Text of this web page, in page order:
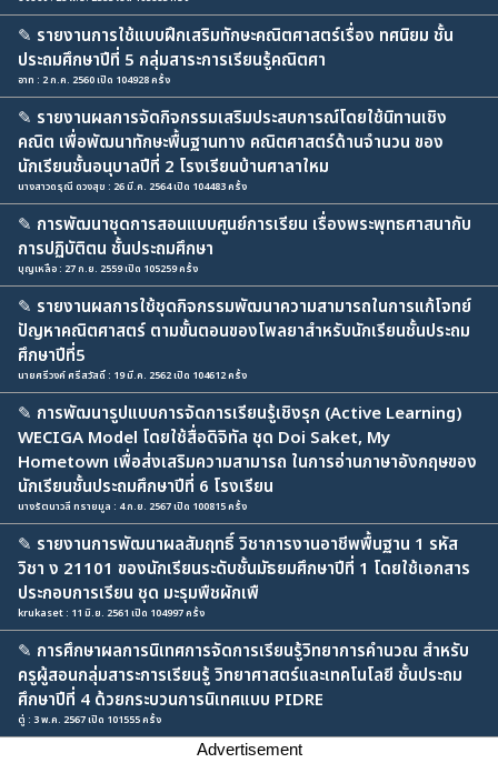
✎ รายงานการใช้แบบฝึกเสริมทักษะคณิตศาสตร์เรื่อง ทศนิยม ชั้น
ประถมศึกษาปีที่ 5 กลุ่มสาระการเรียนรู้คณิตศา
อาท : 2 ก.ค. 2560 เปิด 104928 ครั้ง
✎ รายงานผลการจัดกิจกรรมเสริมประสบการณ์โดยใช้นิทานเชิง
คณิต เพื่อพัฒนาทักษะพื้นฐานทาง คณิตศาสตร์ด้านจำนวน ของ
นักเรียนชั้นอนุบาลปีที่ 2 โรงเรียนบ้านศาลาใหม
นางสาวดรุณี ดวงสุข : 26 มี.ค. 2564 เปิด 104483 ครั้ง
✎ การพัฒนาชุดการสอนแบบศูนย์การเรียน เรื่องพระพุทธศาสนากับ
การปฏิบัติตน ชั้นประถมศึกษา
บุญเหลือ : 27 ก.ย. 2559 เปิด 105259 ครั้ง
✎ รายงานผลการใช้ชุดกิจกรรมพัฒนาความสามารถในการแก้โจทย์
ปัญหาคณิตศาสตร์ ตามขั้นตอนของโพลยาสำหรับนักเรียนชั้นประถม
ศึกษาปีที่5
นายศรีวงค์ ศรีสวัสดิ์ : 19 มี.ค. 2562 เปิด 104612 ครั้ง
✎ การพัฒนารูปแบบการจัดการเรียนรู้เชิงรุก (Active Learning)
WECIGA Model โดยใช้สื่อดิจิทัล ชุด Doi Saket, My
Hometown เพื่อส่งเสริมความสามารถ ในการอ่านภาษาอังกฤษของ
นักเรียนชั้นประถมศึกษาปีที่ 6 โรงเรียน
นางรัตนาวลี ทรายมูล : 4 ก.ย. 2567 เปิด 100815 ครั้ง
✎ รายงานการพัฒนาผลสัมฤทธิ์ วิชาการงานอาชีพพื้นฐาน 1 รหัส
วิชา ง 21101 ของนักเรียนระดับชั้นมัธยมศึกษาปีที่ 1 โดยใช้เอกสาร
ประกอบการเรียน ชุด มะรุมพืชผักเพื
krukaset : 11 มิ.ย. 2561 เปิด 104997 ครั้ง
✎ การศึกษาผลการนิเทศการจัดการเรียนรู้วิทยาการคำนวณ สำหรับ
ครูผู้สอนกลุ่มสาระการเรียนรู้ วิทยาศาสตร์และเทคโนโลยี ชั้นประถม
ศึกษาปีที่ 4 ด้วยกระบวนการนิเทศแบบ PIDRE
ตู่ : 3 พ.ค. 2567 เปิด 101555 ครั้ง
Advertisement